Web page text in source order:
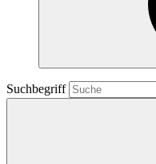
Suchbegriff